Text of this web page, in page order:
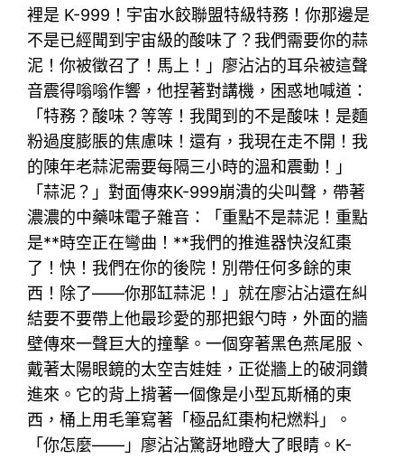
裡是 K-999！宇宙水餃聯盟特級特務！你那邊是
不是已經聞到宇宙級的酸味了？我們需要你的蒜
泥！你被徵召了！馬上！」廖沾沾的耳朵被這聲
音震得嗡嗡作響，他捏著對講機，困惑地喊道：
「特務？酸味？等等！我聞到的不是酸味！是麵
粉過度膨脹的焦慮味！還有，我現在走不開！我
的陳年老蒜泥需要每隔三小時的溫和震動！」
「蒜泥？」對面傳來K-999崩潰的尖叫聲，帶著
濃濃的中藥味電子雜音：「重點不是蒜泥！重點
是**時空正在彎曲！**我們的推進器快沒紅棗
了！快！我們在你的後院！別帶任何多餘的東
西！除了——你那缸蒜泥！」就在廖沾沾還在糾
結要不要帶上他最珍愛的那把銀勺時，外面的牆
壁傳來一聲巨大的撞擊。一個穿著黑色燕尾服、
戴著太陽眼鏡的太空吉娃娃，正從牆上的破洞鑽
進來。它的背上揹著一個像是小型瓦斯桶的東
西，桶上用毛筆寫著「極品紅棗枸杞燃料」。
「你怎麼——」廖沾沾驚訝地瞪大了眼睛。K-